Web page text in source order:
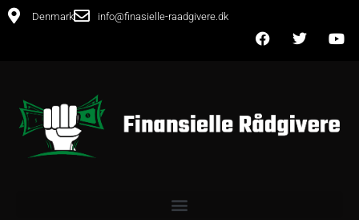
Denmark info@finasielle-raadgivere.dk